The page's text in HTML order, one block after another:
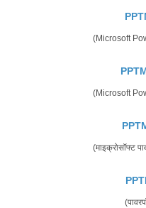
(Microsoft
(Microsoft
(माइक्रोसॉफ्ट